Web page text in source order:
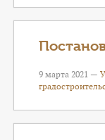
9 марта 2021 —